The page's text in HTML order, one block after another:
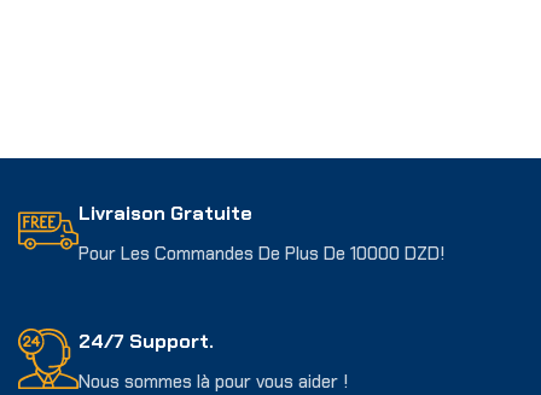
Livraison Gratuite
Pour Les Commandes De Plus De 10000 DZD!
24/7 Support.
Nous sommes là pour vous aider !